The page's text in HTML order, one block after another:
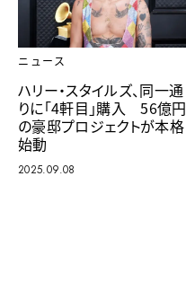
ニュース
ハリー・スタイルズ、同一通
りに「4軒目」購入 56億円
の豪邸プロジェクトが本格
始動
2025.09.08